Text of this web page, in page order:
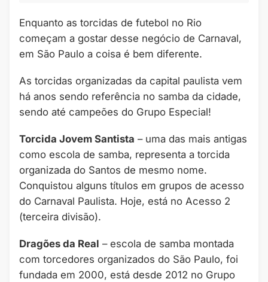
Enquanto as torcidas de futebol no Rio
começam a gostar desse negócio de Carnaval,
em São Paulo a coisa é bem diferente.
As torcidas organizadas da capital paulista vem
há anos sendo referência no samba da cidade,
sendo até campeões do Grupo Especial!
Torcida Jovem Santista – uma das mais antigas
como escola de samba, representa a torcida
organizada do Santos de mesmo nome.
Conquistou alguns títulos em grupos de acesso
do Carnaval Paulista. Hoje, está no Acesso 2
(terceira divisão).
Dragões da Real – escola de samba montada
com torcedores organizados do São Paulo, foi
fundada em 2000, está desde 2012 no Grupo